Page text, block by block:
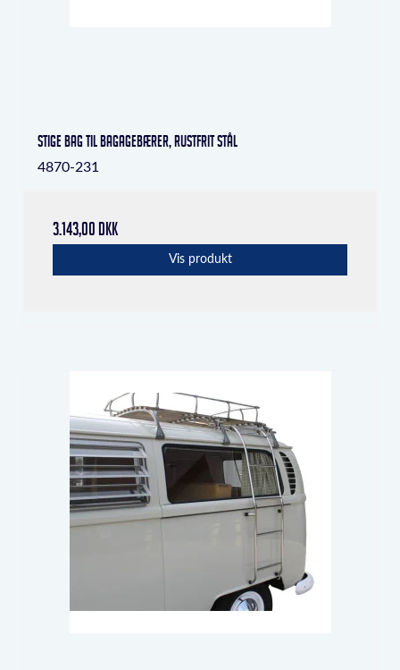
Stige bag til bagagebærer, rustfrit stål
4870-231
3.143,00 DKK
Vis produkt